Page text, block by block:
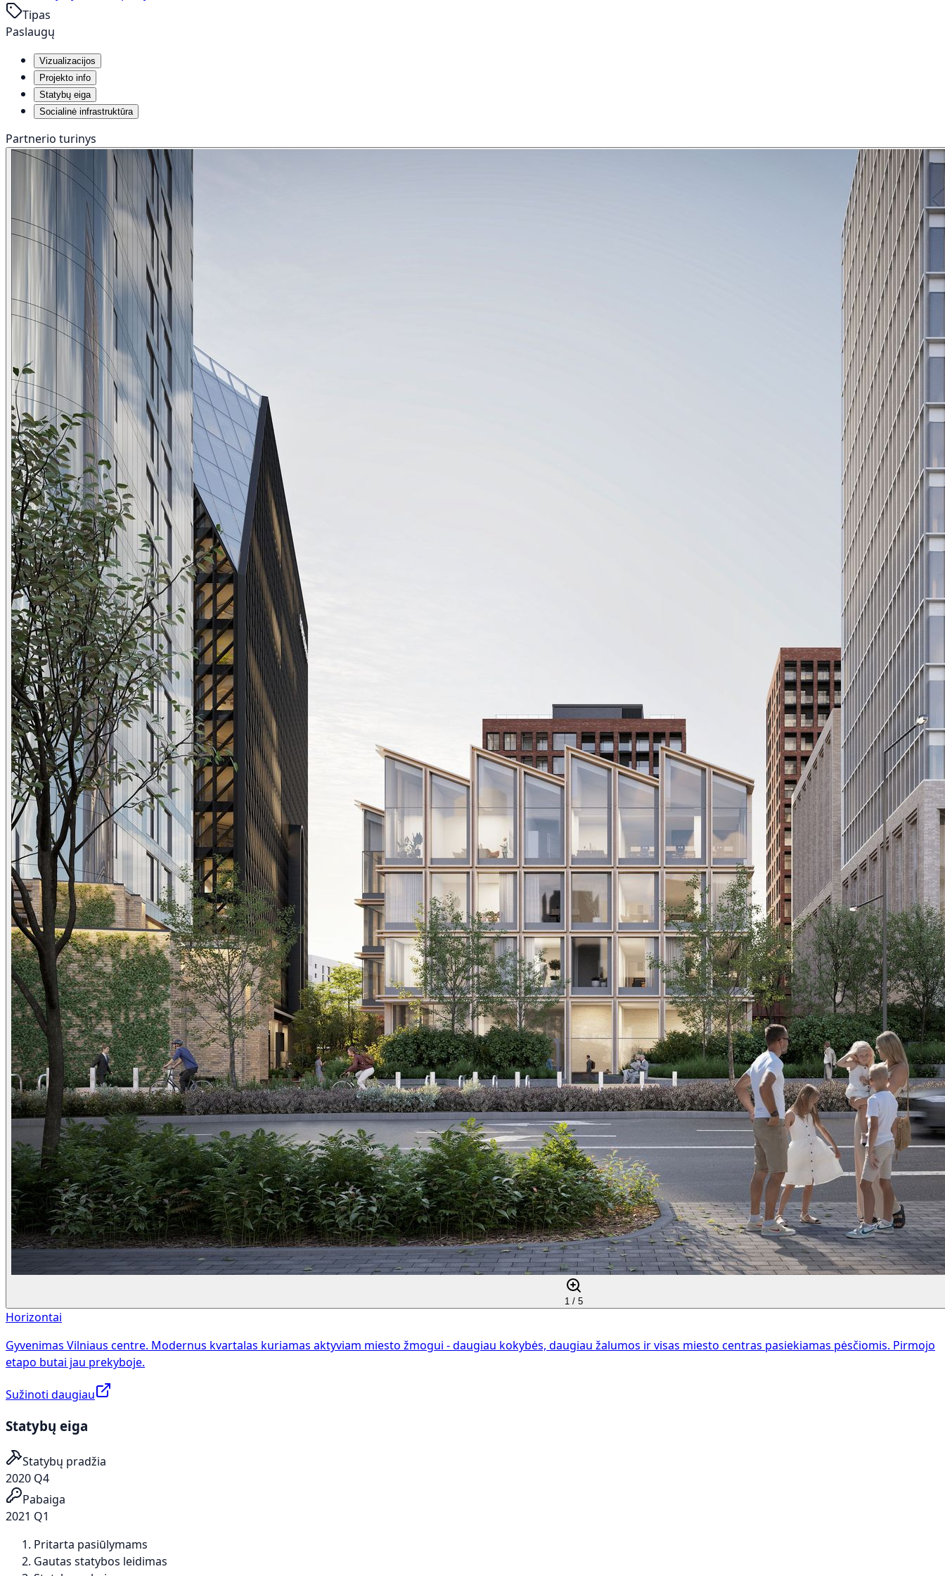
Tipas
Paslaugų
Vizualizacijos
Projekto info
Statybų eiga
Socialinė infrastruktūra
Partnerio turinys
1 / 5
Horizontai
Gyvenimas Vilniaus centre. Modernus kvartalas kuriamas aktyviam miesto žmogui - daugiau kokybės, daugiau žalumos ir visas miesto centras pasiekiamas pėsčiomis. Pirmojo
etapo butai jau prekyboje.
Sužinoti daugiau
Statybų eiga
Statybų pradžia
2020 Q4
Pabaiga
2021 Q1
Pritarta pasiūlymams
Gautas statybos leidimas